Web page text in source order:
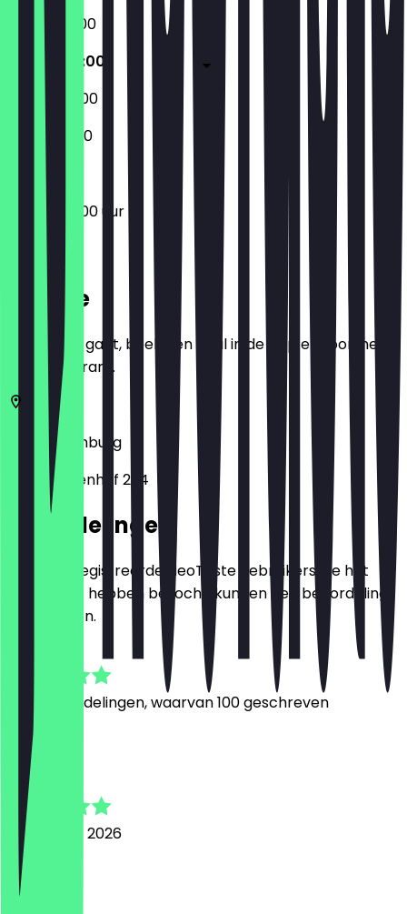
14:00 - 02:00
14:00 - 04:00
14:00 - 04:00
14:00 - 01:00
14:00 - 04:00 uur
Locatie
Voordat je gaat, boek een deal in de app en toon het in
het restaurant.
22767 Hamburg
Am Brunnenhof 2-4
Beoordelingen
Alleen geregistreerde NeoTaste gebruikers die het
restaurant hebben bezocht, kunnen een beoordeling
achterlaten.
1295
Beoordelingen, waarvan 100 geschreven
Linda
6 augustus 2026
top